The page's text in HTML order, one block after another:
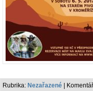
Rubrika: Nezařazené